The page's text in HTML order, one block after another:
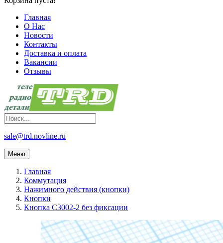
Главная
О Нас
Новости
Контакты
Доставка и оплата
Вакансии
Отзывы
sale@trd.novline.ru
Меню
Главная
Коммутация
Нажимного действия (кнопки)
Кнопки
Кнопка C3002-2 без фиксации